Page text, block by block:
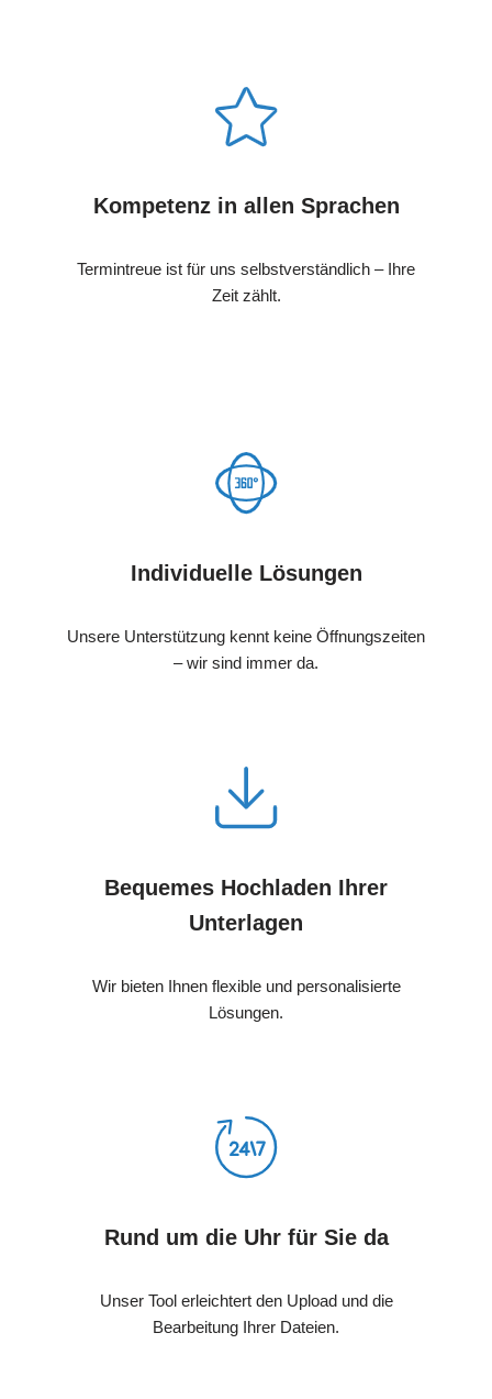
Kompetenz in allen Sprachen
Termintreue ist für uns selbstverständlich – Ihre
Zeit zählt.
Individuelle Lösungen
Unsere Unterstützung kennt keine Öffnungszeiten
– wir sind immer da.
Bequemes Hochladen Ihrer
Unterlagen
Wir bieten Ihnen flexible und personalisierte
Lösungen.
Rund um die Uhr für Sie da
Unser Tool erleichtert den Upload und die
Bearbeitung Ihrer Dateien.